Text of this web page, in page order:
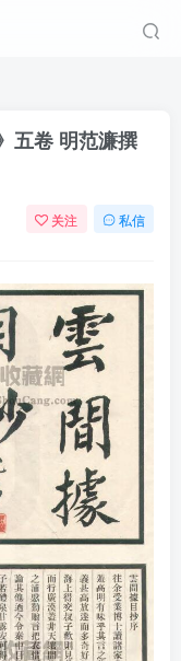
五卷 明范濂撰
关注 私信